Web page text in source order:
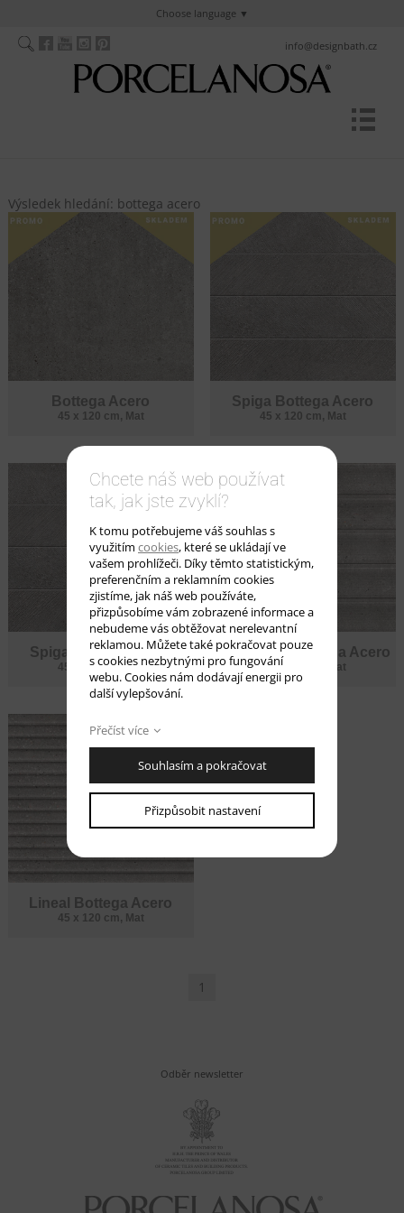
Choose language
info@designbath.cz
Výsledek hledání: bottega acero
Bottega Acero
45 x 120 cm, Mat
Spiga Bottega Acero
45 x 120 cm, Mat
Spiga Bottega Acero
45 x 120 cm, Mat
Diplomatic Bottega Acero
45 x 120 cm, Mat
Lineal Bottega Acero
45 x 120 cm, Mat
1
Odběr newsletter
Chcete náš web používat
tak, jak jste zvyklí?
K tomu potřebujeme váš souhlas s
využitím cookies, které se ukládají ve
vašem prohlížeči. Díky těmto statistickým,
preferenčním a reklamním cookies
zjistíme, jak náš web používáte,
přizpůsobíme vám zobrazené informace a
nebudeme vás obtěžovat nerelevantní
reklamou. Můžete také pokračovat pouze
s cookies nezbytnými pro fungování
webu. Cookies nám dodávají energii pro
další vylepšování.
Přečíst více
Souhlasím a pokračovat
Přizpůsobit nastavení